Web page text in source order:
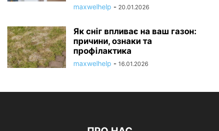
maxwelhelp - 20.01.2026
Як сніг впливає на ваш газон:
причини, ознаки та
профілактика
maxwelhelp - 16.01.2026